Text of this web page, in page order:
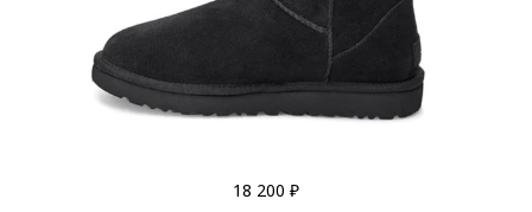
18 200 ₽